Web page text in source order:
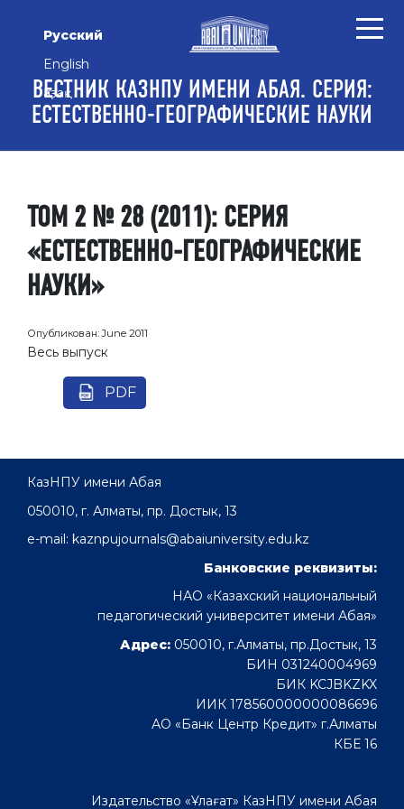
Русский
English
Қазақ
ВЕСТНИК КАЗНПУ ИМЕНИ АБАЯ. СЕРИЯ:
ЕСТЕСТВЕННО-ГЕОГРАФИЧЕСКИЕ НАУКИ
ТОМ 2 № 28 (2011): СЕРИЯ
«ЕСТЕСТВЕННО-ГЕОГРАФИЧЕСКИЕ
НАУКИ»
Опубликован:June 2011
Весь выпуск
PDF
КазНПУ имени Абая
050010, г. Алматы, пр. Достык, 13
e-mail: kaznpujournals@abaiuniversity.edu.kz
Банковские реквизиты:
НАО «Казахский национальный
педагогический университет имени Абая»
Адрес: 050010, г.Алматы, пр.Достык, 13
БИН 031240004969
БИК KCJBKZKX
ИИК 178560000000086696
АО «Банк Центр Кредит» г.Алматы
КБЕ 16
Издательство «Ұлағат» КазНПУ имени Абая